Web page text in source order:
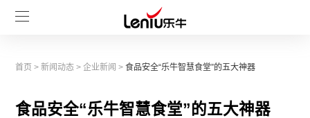
首页 >新闻动态 >企业新闻 >食品安全“乐牛智慧食堂”的五大神器
食品安全“乐牛智慧食堂”的五大神器